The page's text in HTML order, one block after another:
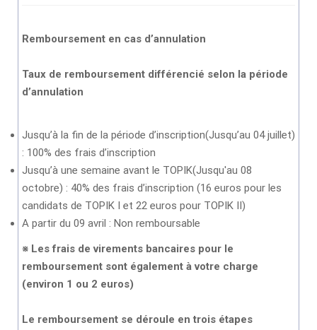
Remboursement en cas d’annulation
Taux de remboursement différencié selon la période
d’annulation
Jusqu’à la fin de la période d’inscription(Jusqu’au 04 juillet)
: 100% des frais d’inscription
Jusqu’à une semaine avant le TOPIK(Jusqu'au 08
octobre) : 40% des frais d’inscription (16 euros pour les
candidats de TOPIK I et 22 euros pour TOPIK II)
A partir du 09 avril : Non remboursable
※ Les frais de virements bancaires pour le
remboursement sont également à votre charge
(environ 1 ou 2 euros)
Le remboursement se déroule en trois étapes